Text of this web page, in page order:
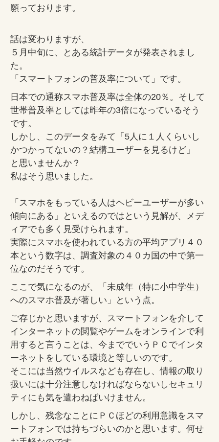
願っております。
話は変わりますが、
５月中旬に、とある統計データが発表されまし
た。
「スマートフォンの普及率について」です。
日本での通称スマホ普及率は全体の20％。そして
世帯普及率としては昨年の3倍になっているそう
です。
しかし、このデータをみて「5人に１人くらいし
かつかってないの？結構ユーザーを見るけど」
と思いませんか？
私はそう思いました。
「スマホをもっている人はヘビーユーザーが多い
傾向にある」といえるのではという見解が、メデ
ィアでも多く見受けられます。
実際にスマホを使われている方の平均アプリ４０
本という数字は、調査対象の４０カ国の中で第一
位なのだそうです。
ここで気になるのが、「未成年（特に小中学生）
へのスマホ普及が著しい」という点。
ご存じかと思いますが、スマートフォンを介して
インターネットの閲覧やゲームをオンラインで利
用すると言うことは、今まででいうＰＣでインタ
ーネットをしている環境と等しいのです。
そこには当然ウイルスなども存在し、情報の取り
扱いには十分注意しなければならないしセキュリ
ティにも気を遣わねばいけません。
しかし、残念なことにＰＣほどの利用意識をスマ
ートフォンでは持ちづらいのかと思います。何せ